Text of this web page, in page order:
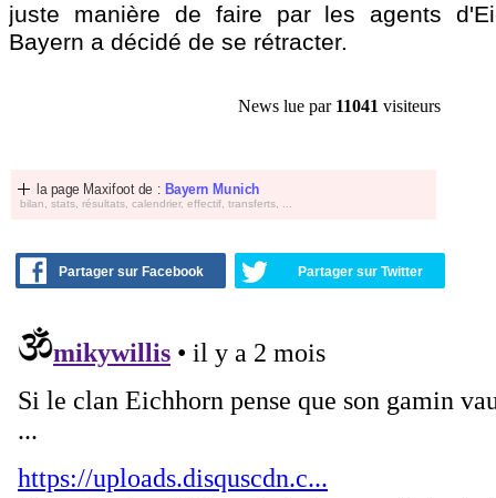
juste manière de faire par les agents
Bayern a décidé de se rétracter.
News lue par 11041visiteurs
la page Maxifoot de : Bayern Munich
bilan, stats, résultats, calendrier, effectif, transferts, ...
Partager sur Facebook Partager sur Twitter